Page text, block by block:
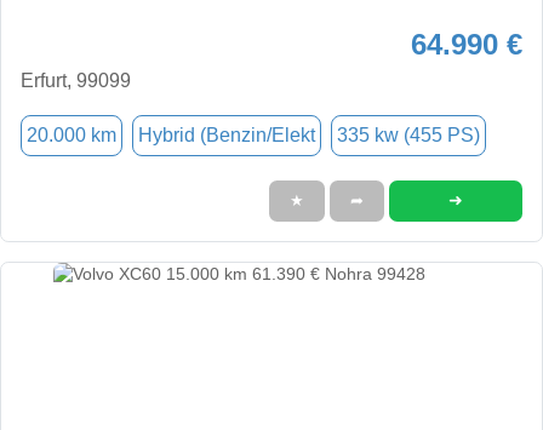
64.990 €
Erfurt, 99099
20.000 km Hybrid (Benzin/Elekt 335 kw (455 PS)
★ ➦ ➜